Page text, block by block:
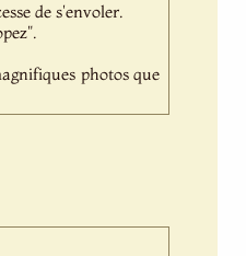
de s'envoler.
photos que